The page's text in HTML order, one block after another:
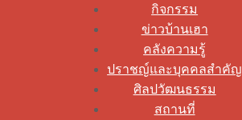
กิจกรรม
ข่าวบ้านเฮา
คลังความรู้
ปราชญ์และบุคคลสำคัญ
ศิลปวัฒนธรรม
สถานที่